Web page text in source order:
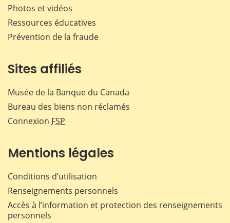
Photos et vidéos
Ressources éducatives
Prévention de la fraude
Sites affiliés
Musée de la Banque du Canada
Bureau des biens non réclamés
Connexion FSP
Mentions légales
Conditions d’utilisation
Renseignements personnels
Accès à l’information et protection des renseignements
personnels